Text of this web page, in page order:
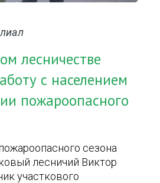
лесничестве
с населением
пожароопасного
сезона
лесничий Виктор
участкового